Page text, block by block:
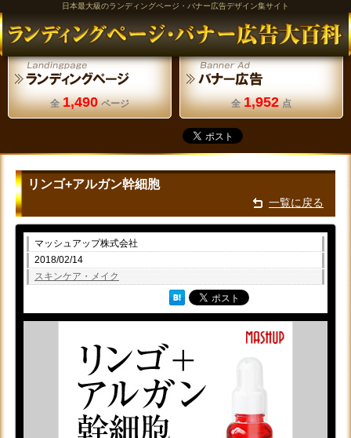
日本最大級のランディングページ・バナー広告デザイン集サイト
全 1,490 ページ 全 1,952 点
リンゴ+アルガン幹細胞
一覧に戻る
マッシュアップ株式会社
2018/02/14
スキンケア・メイク